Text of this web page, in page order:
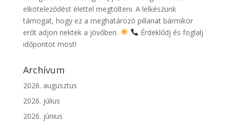
elköteleződést élettel megtölteni. A lelkészünk
támogat, hogy ez a meghatározó pillanat bármikor
erőt adjon nektek a jövőben.
Érdeklődj és foglalj
időpontot most!
Archívum
2026. augusztus
2026. július
2026. június